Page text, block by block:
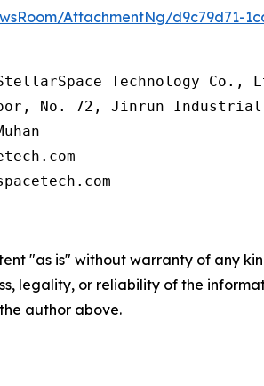
AttachmentNg/d9c79d71-
Technology Co.,
No. 72, Jinrun Industrial
"as is" without warranty of any
legality, or reliability of the
author above.